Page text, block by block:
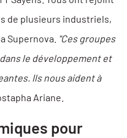
de plusieurs industriels,
Supernova. "Ces groupes
le développement et
Ils nous aident à
Ariane.
pour